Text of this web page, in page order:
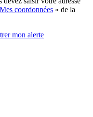
Mes coordonnées » de la
mon alerte